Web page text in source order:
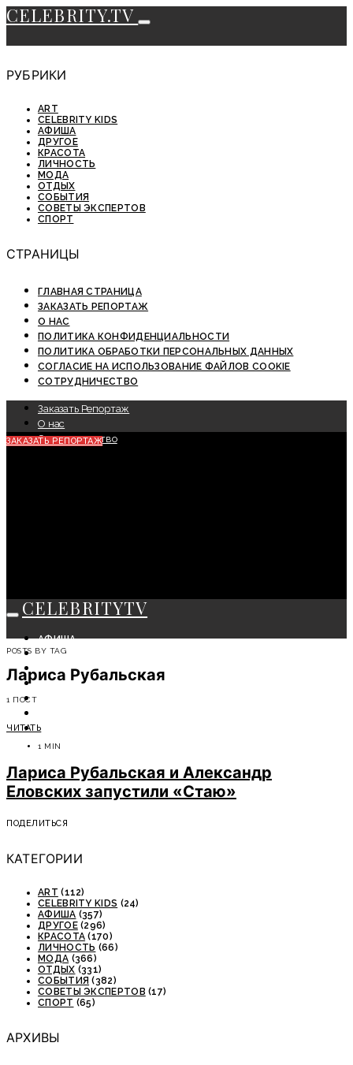
CELEBRITY.TV
РУБРИКИ
ART
CELEBRITY KIDS
АФИША
ДРУГОЕ
КРАСОТА
ЛИЧНОСТЬ
МОДА
ОТДЫХ
СОБЫТИЯ
СОВЕТЫ ЭКСПЕРТОВ
СПОРТ
СТРАНИЦЫ
ГЛАВНАЯ СТРАНИЦА
ЗАКАЗАТЬ РЕПОРТАЖ
О НАС
ПОЛИТИКА КОНФИДЕНЦИАЛЬНОСТИ
ПОЛИТИКА ОБРАБОТКИ ПЕРСОНАЛЬНЫХ ДАННЫХ
СОГЛАСИЕ НА ИСПОЛЬЗОВАНИЕ ФАЙЛОВ COOKIE
СОТРУДНИЧЕСТВО
Заказать Репортаж
О нас
Сотрудничество
ЗАКАЗАТЬ РЕПОРТАЖ
CELEBRITYTV
АФИША
СОБЫТИЯ
КРАСОТА
МОДА
СОВЕТЫ ЭКСПЕРТОВ
POSTS BY TAG
Лариса Рубальская
1 ПОСТ
ЧИТАТЬ
1 MIN
Лариса Рубальская и Александр
Еловских запустили «Стаю»
ПОДЕЛИТЬСЯ
КАТЕГОРИИ
ART (112)
CELEBRITY KIDS (24)
АФИША (357)
ДРУГОЕ(296)
КРАСОТА (170)
ЛИЧНОСТЬ (66)
МОДА (366)
ОТДЫХ (331)
СОБЫТИЯ (382)
СОВЕТЫ ЭКСПЕРТОВ (17)
СПОРТ (65)
АРХИВЫ